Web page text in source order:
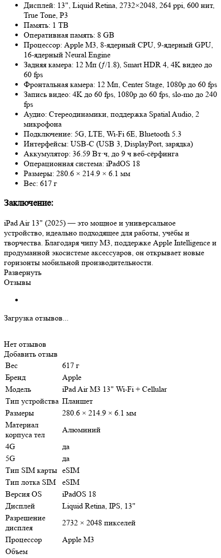
Дисплей: 13", Liquid Retina, 2732×2048, 264 ppi, 600 нит,
True Tone, P3
Память: 1 TB
Оперативная память: 8 GB
Процессор: Apple M3, 8‑ядерный CPU, 9‑ядерный GPU,
16‑ядерный Neural Engine
Задняя камера: 12 Мп (ƒ/1.8), Smart HDR 4, 4K видео до
60 fps
Фронтальная камера: 12 Мп, Center Stage, 1080p до 60 fps
Запись видео: 4K до 60 fps, 1080p до 60 fps, slo-mo до 240
fps
Аудио: Стереодинамики, поддержка Spatial Audio, 2
микрофона
Подключение: 5G, LTE, Wi‑Fi 6E, Bluetooth 5.3
Интерфейсы: USB-C (USB 3, DisplayPort, зарядка)
Аккумулятор: 36.59 Вт·ч, до 9 ч веб-сёрфинга
Операционная система: iPadOS 18
Размеры: 280.6 × 214.9 × 6.1 мм
Вес: 617 г
Заключение:
iPad Air 13" (2025) — это мощное и универсальное
устройство, идеально подходящее для работы, учёбы и
творчества. Благодаря чипу M3, поддержке Apple Intelligence и
продуманной экосистеме аксессуаров, он открывает новые
горизонты мобильной производительности.
Развернуть
Отзывы
Загрузка отзывов...
Нет отзывов
Добавить отзыв
Вес
617 г
Бренд
Apple
Модель
iPad Air M3 13" Wi-Fi + Cellular
Тип устройства Планшет
Размеры
280.6 × 214.9 × 6.1 мм
Материал
корпуса тел
Алюминий
4G
да
5G
да
Тип SIM карты eSIM
Тип лотка SIM
eSIM
Версия OS
iPadOS 18
Дисплей
Liquid Retina, IPS, 13"
Разрешение
дисплея
2732 × 2048 пикселей
Процессор
Apple M3
Объем